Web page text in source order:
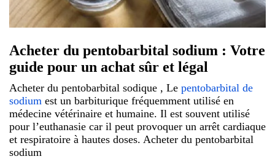
Acheter du pentobarbital sodium : Votre
guide pour un achat sûr et légal
Acheter du pentobarbital sodique , Le pentobarbital de
sodium est un barbiturique fréquemment utilisé en
médecine vétérinaire et humaine. Il est souvent utilisé
pour l’euthanasie car il peut provoquer un arrêt cardiaque
et respiratoire à hautes doses. Acheter du pentobarbital
sodium